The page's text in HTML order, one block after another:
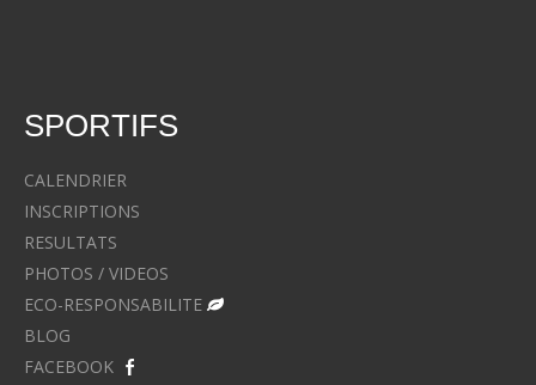
SPORTIFS
CALENDRIER
INSCRIPTIONS
RESULTATS
PHOTOS / VIDEOS
ECO-RESPONSABILITE
BLOG
FACEBOOK